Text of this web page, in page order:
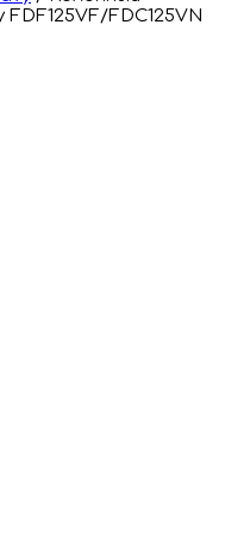
FDC125VN